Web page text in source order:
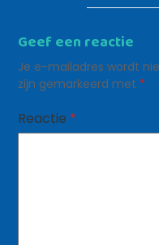
Geef een reactie
Je e-mailadres wordt
zijn gemarkeerd met *
Reactie *